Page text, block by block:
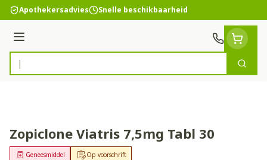
Ga naar de inhoud
Apothekersadvies Snelle beschikbaarheid
Menu
Product, merk, categorie...
Zoek
Zopiclone Viatris 7,5mg Tabl 30
Op voorschrift
Geneesmiddel